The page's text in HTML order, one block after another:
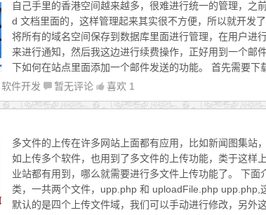
自己手里的香港空间越来越多，很难进行统一的管理，之
d 文档里面的，这样管理起来其实很不方便，所以就开发
将所有的域名空间保存到数据库里面进行管理，在用户进
来进行通知，然后我这边进行续费操作，正好用到一个邮
下如何在站点里面添加一个邮件发送的功能。 首先需要下
软件开发 暂无评论 喜欢 1
多文件的上传在许多网站上面都有应用，比如新闻图集站
如上传多个软件，也用到了多文件的上传功能，类于这样
业站都有用到，哪么就需要进行多文件上传功能了。 下面
类，一共两个文件，upp.php 和 uploadFile.php upp.php,
默认的是四个上传文件域，我们可以手动进行修改，另外这